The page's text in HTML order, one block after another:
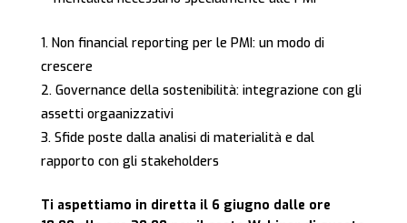
Non financial reporting per le PMI: un modo di
crescere
Governance della sostenibilità: integrazione con gli
assetti orgaanizzativi
Sfide poste dalla analisi di materialità e dal
rapporto con gli stakeholders
Ti aspettiamo in diretta il 6 giugno dalle ore